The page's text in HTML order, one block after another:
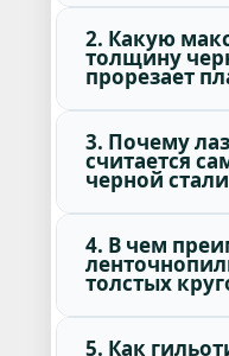
2. Какую
толщину
прорезает
3. Почему
считается
черной
4. В чем
толстых
5. Как